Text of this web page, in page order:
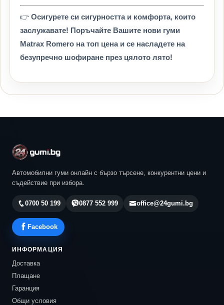
👉 Осигурете си сигурността и комфорта, които
заслужавате! Поръчайте Вашите нови гуми
Matrax Romero на топ цена и се насладете на
безупречно шофиране през цялото лято!
Автомобилни гуми онлайн с бързо търсене, конкурентни цени и
съдействие при избора.
0700 50 199 0877 552 999 office@24gumi.bg
Facebook
ИНФОРМАЦИЯ
Доставка
Плащане
Гаранция
Общи условия